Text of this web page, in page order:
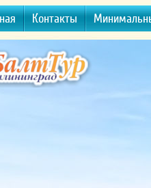
Контакты